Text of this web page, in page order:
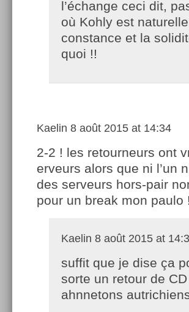
l’échange ceci dit,
où Kohly est
constance et la
quoi !!
Kaelin 8 août 2015 at 14:34
2-2 ! les retourneurs ont
erveurs alors que ni l’un
des serveurs hors-pair
pour un break mon paulo
Kaelin 8 août 2015 at
suffit que je dise ça
sorte un retour de
ahnnetons